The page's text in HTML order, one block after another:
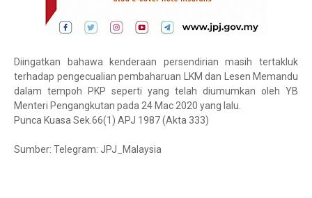
Diingatkan bahawa kenderaan persendirian masih tertakluk
terhadap pengecualian pembaharuan LKM dan Lesen Memandu
dalam tempoh PKP seperti yang telah diumumkan oleh YB
Menteri Pengangkutan pada 24 Mac 2020 yang lalu.
Punca Kuasa Sek.66(1) APJ 1987 (Akta 333)
Sumber: Telegram: JPJ_Malaysia